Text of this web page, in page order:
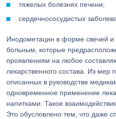
тяжелых болезнях печени;
сердечнососудистых
Инодометацин в форме свечей и
больным, которые
проявлениям на любое
лекарственного состава. Из мер
описанных в руководстве
одновременное применение
напитками. Такое
Это обусловлено тем, что даже